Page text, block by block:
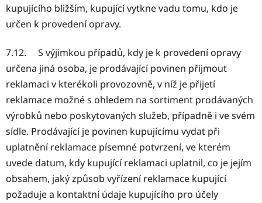
kupujícího bližším, kupující vytkne vadu tomu, kdo je
určen k provedení opravy.
7.12. S výjimkou případů, kdy je k provedení opravy
určena jiná osoba, je prodávající povinen přijmout
reklamaci v kterékoli provozovně, v níž je přijetí
reklamace možné s ohledem na sortiment prodávaných
výrobků nebo poskytovaných služeb, případně i ve svém
sídle. Prodávající je povinen kupujícímu vydat při
uplatnění reklamace písemné potvrzení, ve kterém
uvede datum, kdy kupující reklamaci uplatnil, co je jejím
obsahem, jaký způsob vyřízení reklamace kupující
požaduje a kontaktní údaje kupujícího pro účely